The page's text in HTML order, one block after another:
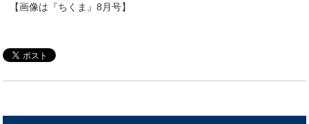
【画像は『ちくま』8月号】